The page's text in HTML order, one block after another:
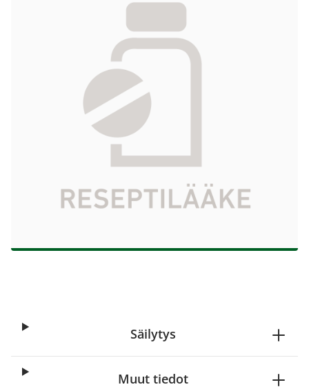
injektio-/infuusioneste, liuos 100 mg/ml 50
414530
Vaikuttava aine
sytarabiini
50 ml
Accord Healthcare Oy
Tarkista Kela-korvattavuus
Säilytys
Muut tiedot